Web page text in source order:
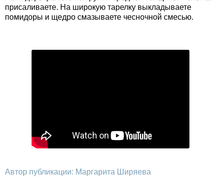
присаливаете. На широкую тарелку выкладываете
помидоры и щедро смазываете чесночной смесью.
Автор публикации: Маргарита Ширяева